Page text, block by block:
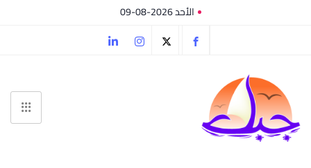
الأحد 2026-08-09